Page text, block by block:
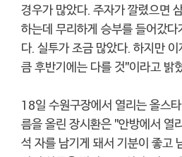
경우가 많았다. 주자가 깔렸으면
하는데 무리하게 승부를 들어갔
다. 실투가 조금 많았다. 하지만
큼 후반기에는 다를 것"이라고 밝
18일 수원구장에서 열리는 올스
름을 올린 장시환은 "안방에서 열
석 자를 남기게 돼서 기분이 좋고